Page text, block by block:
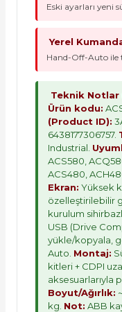
Eski ayarları yeni
Yerel
Hand-Off-Auto ile
Teknik Notlar
Ürün kodu:
(Product ID):
6438177306757.
Industrial.
ACS580,
ACS480,
Ekran: Yüksek
özelleştirilebilir
kurulum
USB (Drive
yükle/kopyala,
Auto. Montaj:
kitleri + CDPI
aksesuarlarıyla
Boyut/Ağırlık:
kg. Not: ABB